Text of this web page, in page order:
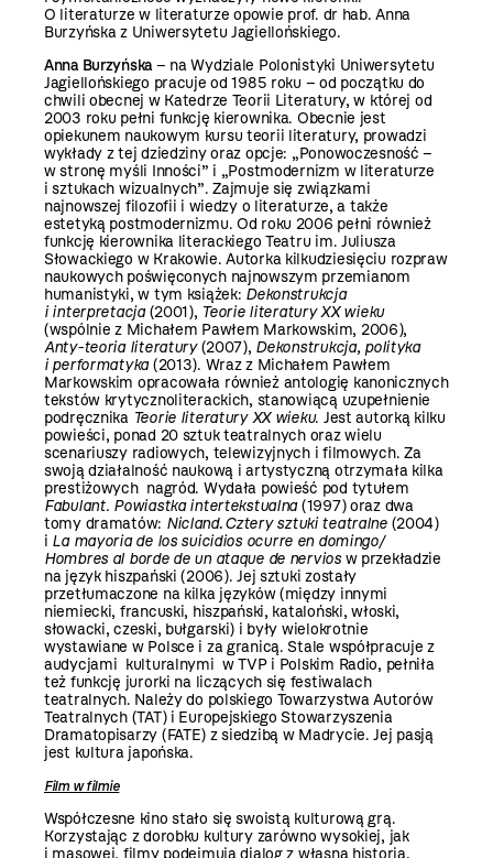
O literaturze w literaturze opowie prof. dr hab. Anna
Burzyńska z Uniwersytetu Jagiellońskiego.
Anna Burzyńska– na Wydziale Polonistyki Uniwersytetu
Jagiellońskiego pracuje od 1985 roku – od początku do
chwili obecnej w Katedrze Teorii Literatury, w której od
2003 roku pełni funkcję kierownika. Obecnie jest
opiekunem naukowym kursu teorii literatury, prowadzi
wykłady z tej dziedziny oraz opcje: „Ponowoczesność –
w stronę myśli Inności” i „Postmodernizm w literaturze
i sztukach wizualnych”. Zajmuje się związkami
najnowszej filozofii i wiedzy o literaturze, a także
estetyką postmodernizmu. Od roku 2006 pełni również
funkcję kierownika literackiego Teatru im. Juliusza
Słowackiego w Krakowie. Autorka kilkudziesięciu rozpraw
naukowych poświęconych najnowszym przemianom
humanistyki, w tym książek: Dekonstrukcja
i interpretacja(2001), Teorie literatury XX wieku
(wspólnie z Michałem Pawłem Markowskim, 2006),
Anty-teoria literatury(2007), Dekonstrukcja, polityka
i performatyka(2013). Wraz z Michałem Pawłem
Markowskim opracowała również antologię kanonicznych
tekstów krytycznoliterackich, stanowiącą uzupełnienie
podręcznika Teorie literatury XX wieku. Jest autorką kilku
powieści, ponad 20 sztuk teatralnych oraz wielu
scenariuszy radiowych, telewizyjnych i filmowych. Za
swoją działalność naukową i artystyczną otrzymała kilka
prestiżowych nagród. Wydała powieść pod tytułem
Fabulant. Powiastka intertekstualna(1997) oraz dwa
tomy dramatów: Nicland.Cztery sztuki teatralne(2004)
i La mayoria de los suicidios ocurre en domingo/
Hombres al borde de un ataque de nerviosw przekładzie
na język hiszpański (2006). Jej sztuki zostały
przetłumaczone na kilka języków (między innymi
niemiecki, francuski, hiszpański, kataloński, włoski,
słowacki, czeski, bułgarski) i były wielokrotnie
wystawiane w Polsce i za granicą. Stale współpracuje z
audycjami kulturalnymi w TVP i Polskim Radio, pełniła
też funkcję jurorki na liczących się festiwalach
teatralnych. Należy do polskiego Towarzystwa Autorów
Teatralnych (TAT) i Europejskiego Stowarzyszenia
Dramatopisarzy (FATE) z siedzibą w Madrycie. Jej pasją
jest kultura japońska.
Film w filmie
Współczesne kino stało się swoistą kulturową grą.
Korzystając z dorobku kultury zarówno wysokiej, jak
i masowej, filmy podejmują dialog z własną historią,